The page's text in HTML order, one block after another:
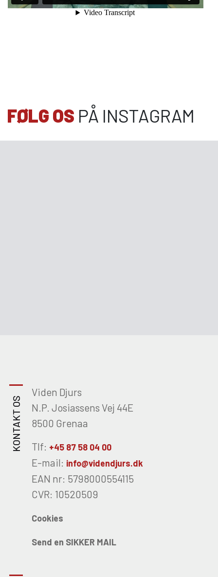
FØLG OS PÅ INSTAGRAM
KONTAKT OS
Viden Djurs
N.P. Josiassens Vej 44E
8500 Grenaa
Tlf: +45 87 58 04 00
E-mail: info@videndjurs.dk
EAN nr: 5798000554115
CVR: 10520509
Cookies
Send en SIKKER MAIL